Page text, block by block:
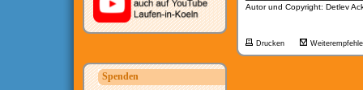
Spenden
Autor und Copyright: Detlev
Drucken